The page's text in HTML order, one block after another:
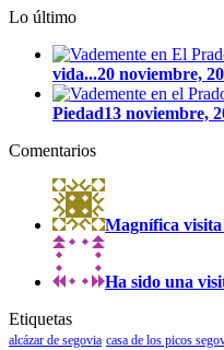
Lo último
vida...20 noviembre,
Piedad13 noviembre,
Comentarios
Magnífica visita
Ha sido una
Etiquetas
alcázar de segovia casa de los picos